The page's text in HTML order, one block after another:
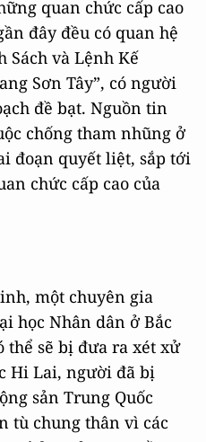
quan chức cấp cao
đây đều có quan hệ
và Lệnh Kế
Sơn Tây”, có người
đề bạt. Nguồn tin
chống tham nhũng ở
đoạn quyết liệt, sắp tới
chức cấp cao của
một chuyên gia
học Nhân dân ở Bắc
thể sẽ bị đưa ra xét xử
Hi Lai, người đã bị
sản Trung Quốc
tù chung thân vì các